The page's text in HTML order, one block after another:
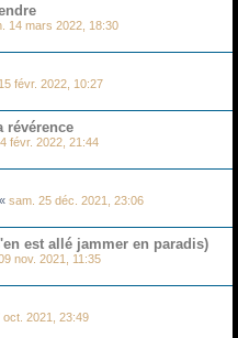
14 mars 2022, 18:30
févr. 2022, 10:27
révérence
févr. 2022, 21:44
« sam. 25 déc. 2021, 23:06
est allé jammer en paradis)
nov. 2021, 11:35
oct. 2021, 23:49